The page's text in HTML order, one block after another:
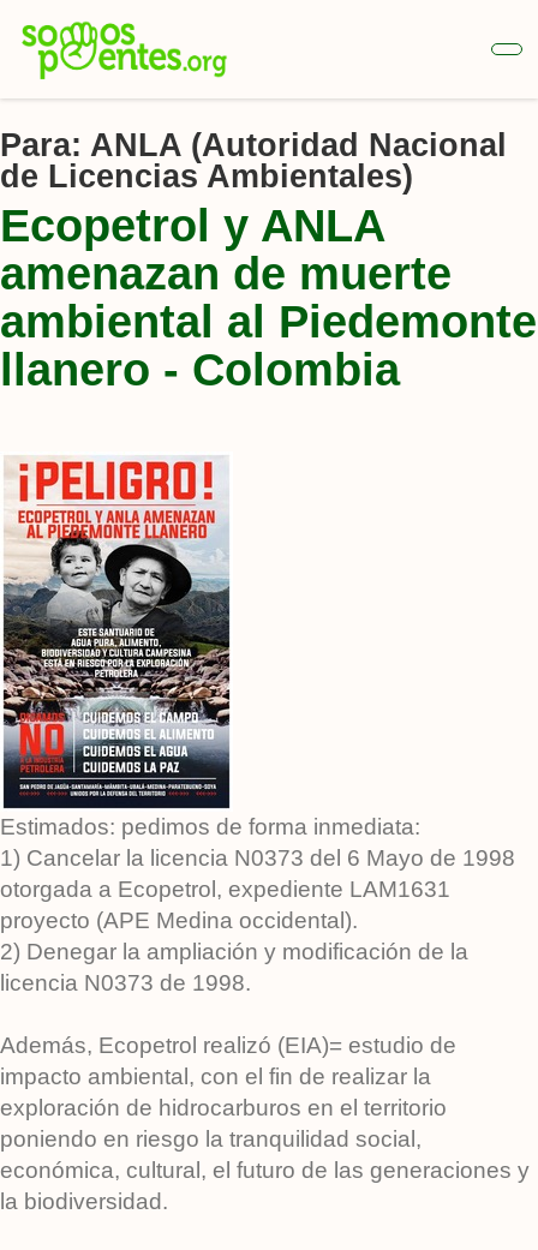
contenido
principal
Para: ANLA (Autoridad Nacional
de Licencias Ambientales)
Ecopetrol y ANLA
amenazan de muerte
ambiental al Piedemonte
llanero - Colombia
Estimados: pedimos de forma inmediata:
1) Cancelar la licencia N0373 del 6 Mayo de 1998
otorgada a Ecopetrol, expediente LAM1631
proyecto (APE Medina occidental).
2) Denegar la ampliación y modificación de la
licencia N0373 de 1998.
Además, Ecopetrol realizó (EIA)= estudio de
impacto ambiental, con el fin de realizar la
exploración de hidrocarburos en el territorio
poniendo en riesgo la tranquilidad social,
económica, cultural, el futuro de las generaciones y
la biodiversidad.